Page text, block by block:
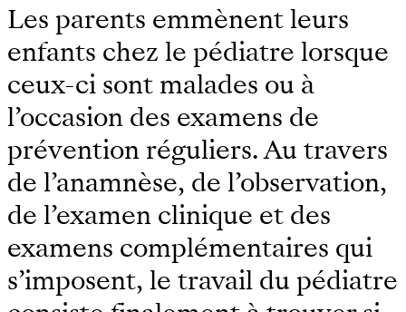
Les parents emmènent leurs
enfants chez le pédiatre lorsque
ceux-ci sont malades ou à
l’occasion des examens de
prévention réguliers. Au travers
de l’anamnèse, de l’observation,
de l’examen clinique et des
examens complémentaires qui
s’imposent, le travail du pédiatre